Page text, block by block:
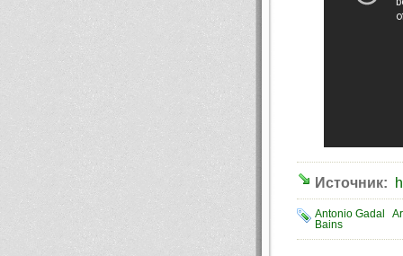
Источник:
Antonio Gadal
Bains